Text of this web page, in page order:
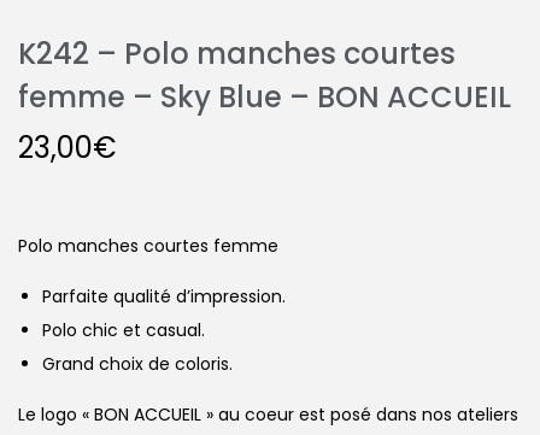
K242 – Polo manches courtes
femme – Sky Blue – BON ACCUEIL
23,00€
Polo manches courtes femme
Parfaite qualité d’impression.
Polo chic et casual.
Grand choix de coloris.
Le logo « BON ACCUEIL » au coeur est posé dans nos ateliers